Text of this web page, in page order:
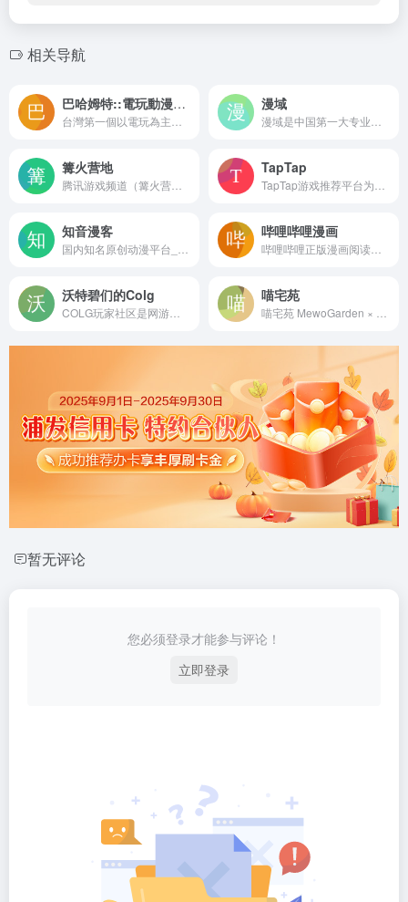
相关导航
巴哈姆特::電玩動漫人的家 漫域
篝火营地 TapTap
知音漫客 哔哩哔哩漫画
沃特碧们的Colg 喵宅苑
暂无评论
您必须登录才能参与评论！
立即登录